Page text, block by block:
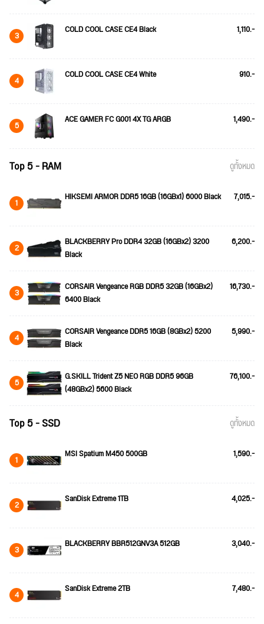
3 COLD COOL CASE CE4 Black 1,110.-
4 COLD COOL CASE CE4 White 910.-
5 ACE GAMER FC G001 4X TG ARGB 1,490.-
Top 5 - RAM ดูทั้งหมด
1 HIKSEMI ARMOR DDR5 16GB (16GBx1) 6000 Black 7,015.-
2
BLACKBERRY Pro DDR4 32GB (16GBx2) 3200
Black
6,200.-
3
CORSAIR Vengeance RGB DDR5 32GB (16GBx2)
6400 Black
16,730.-
4
CORSAIR Vengeance DDR5 16GB (8GBx2) 5200
Black
5,990.-
5
G.SKILL Trident Z5 NEO RGB DDR5 96GB
(48GBx2) 5600 Black
76,100.-
Top 5 - SSD ดูทั้งหมด
1 MSI Spatium M450 500GB 1,590.-
2 SanDisk Extreme 1TB 4,025.-
3 BLACKBERRY BBR512GNV3A 512GB 3,040.-
4 SanDisk Extreme 2TB 7,480.-